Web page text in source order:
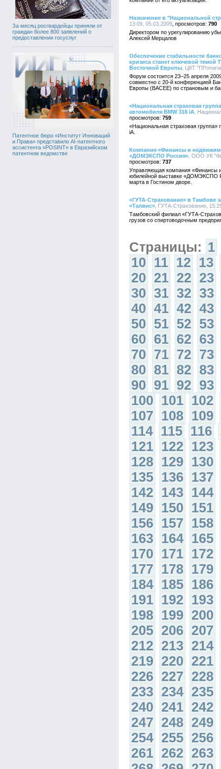
За месяц росгвардейцы приняли от
граждан более 800 заявлений о
предоставлении госуслуг
Патентное бюро «Институт Инноваций
и Права» представило AI-патентного
ассистента «POSINT» в Евразийском
патентном ведомстве
Назначение в "Национальной
13:09, 05.03.2009
790
Директором по урегулированию
Алексей Мерцалов
Обеспечение стабильности
кризиса станет ключевой темой
Восточной Европы , ЦКТ
Форум состоится 23–25 апреля
совместно с 20-й конференцией
Европы (ВАСЕЕ) по страновым и
«Национальная страховая
автомобиля BMW 318 iA ,
759
«Национальная страховая группа»
iA.
Компания «Финансы и
«ДОМЭКСПО Россия» , ООО УК
737
Управляющая компания «Финансы
юбилейной выставке «ДОМЭКСПО
марта в Гостином дворе.
«ГУТА-Страхование» в Тамбове
«Талвис» , ГУТА-Страхование,
Тамбовский филиал «ГУТА-
грузов со спиртоводочным
Страницы: 1
10 11 12 13
20 21 22 23
30 31 32 33
40 41 42 43
50 51 52 53
60 61 62 63
70 71 72 73
80 81 82 83
90 91 92 93
100 101 102
107 108 109
114 115 116
121 122 123
128 129 130
135 136 137
142 143 144
149 150 151
156 157 158
163 164 165
170 171 172
177 178 179
184 185 186
191 192 193
198 199 200
205 206 207
212 213 214
219 220 221
226 227 228
233 234 235
240 241 242
247 248 249
254 255 256
261 262 263